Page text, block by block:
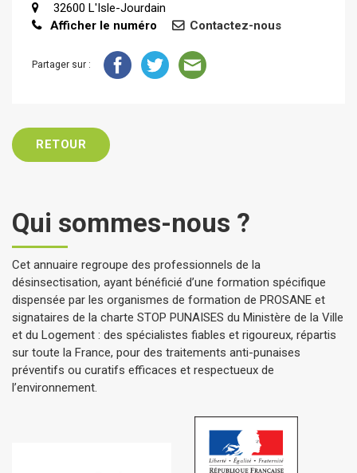
32600 L'Isle-Jourdain
Afficher le numéro
Contactez-nous
Partager sur :
RETOUR
Qui sommes-nous ?
Cet annuaire regroupe des professionnels de la
désinsectisation, ayant bénéficié d’une formation spécifique
dispensée par les organismes de formation de PROSANE et
signataires de la charte STOP PUNAISES du Ministère de la Ville
et du Logement : des spécialistes fiables et rigoureux, répartis
sur toute la France, pour des traitements anti-punaises
préventifs ou curatifs efficaces et respectueux de
l’environnement.